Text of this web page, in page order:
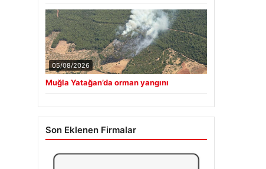
05/08/2026
Muğla Yatağan’da orman yangını
Son Eklenen Firmalar